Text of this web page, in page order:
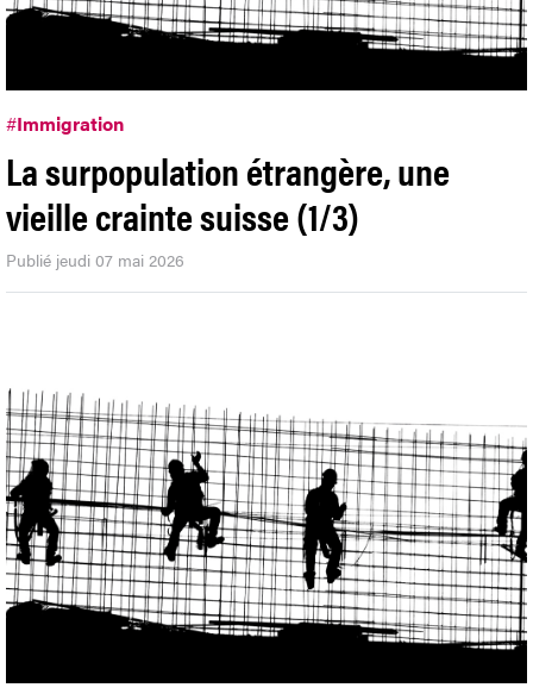
#Immigration
La surpopulation étrangère, une
vieille crainte suisse (1/3)
Publié jeudi 07 mai 2026